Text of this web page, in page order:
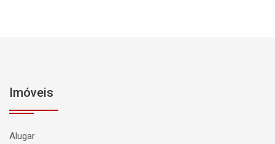
Imóveis
Alugar